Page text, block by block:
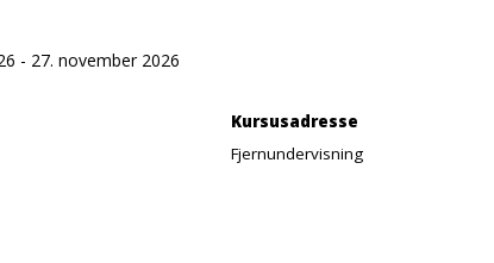
- 27. november 2026
Kursusadresse
Fjernundervisning